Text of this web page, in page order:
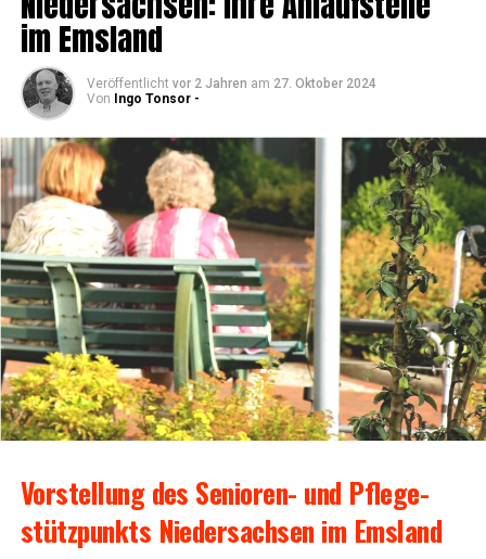
im Emsland
Veröffentlicht vor 2 Jahren am 27. Oktober 2024
Von Ingo Tonsor -
Vor­stel­lung des Senio­ren- und Pfle­ge­
stütz­punkts Nie­der­sach­sen im Emsland